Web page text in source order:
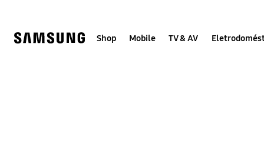
Shop Mobile TV & AV